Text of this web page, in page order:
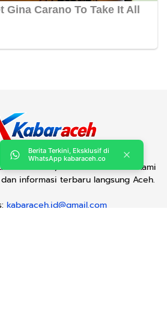
web Berita, dan hiburan Anda. Kami
informasi terbaru langsung Aceh.
kabaraceh.id@gmail.com
Berita Terkini, Eksklusif di
WhatsApp kabaraceh.co